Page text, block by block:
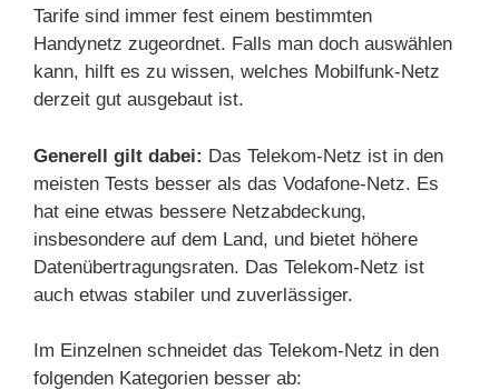
Tarife sind immer fest einem bestimmten
Handynetz zugeordnet. Falls man doch auswählen
kann, hilft es zu wissen, welches Mobilfunk-Netz
derzeit gut ausgebaut ist.
Generell gilt dabei: Das Telekom-Netz ist in den
meisten Tests besser als das Vodafone-Netz. Es
hat eine etwas bessere Netzabdeckung,
insbesondere auf dem Land, und bietet höhere
Datenübertragungsraten. Das Telekom-Netz ist
auch etwas stabiler und zuverlässiger.
Im Einzelnen schneidet das Telekom-Netz in den
folgenden Kategorien besser ab: